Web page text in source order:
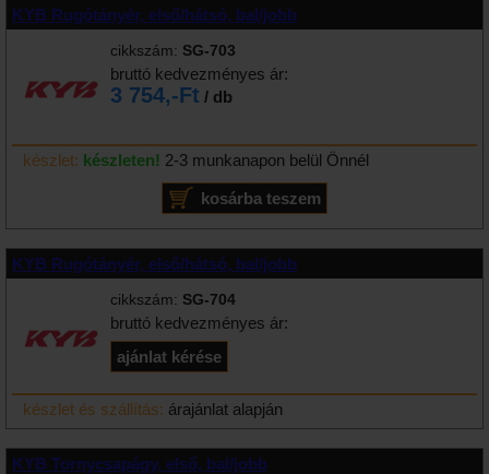
KYB Rugótányér, első/hátsó, bal/jobb
cikkszám: SG-703
bruttó kedvezményes ár:
3 754,-Ft / db
készlet: készleten! 2-3 munkanapon belül Önnél
KYB Rugótányér, első/hátsó, bal/jobb
cikkszám: SG-704
bruttó kedvezményes ár:
készlet és szállítás: árajánlat alapján
KYB Tornycsapágy, első, bal/jobb